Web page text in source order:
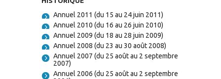
Annuel 2011 (du 15 au 24 juin 2011)
Annuel 2010 (du 16 au 26 juin 2010)
Annuel 2009 (du 18 au 28 juin 2009)
Annuel 2008 (du 23 au 30 août 2008)
Annuel 2007 (du 25 août au 2 septembre
2007)
Annuel 2006 (du 25 août au 2 septembre